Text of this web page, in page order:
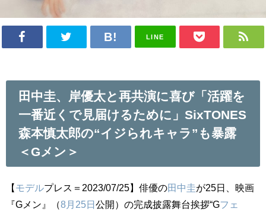
LINE
田中圭、岸優太と再共演に喜び「活躍を
一番近くで見届けるために」SixTONES
森本慎太郎の“イジられキャラ”も暴露
＜Gメン＞
【 モデルプレス＝2023/07/25】俳優の田中圭が25日、映画
『Gメン』（8月25日 公開）の完成披露舞台挨拶“Gフェ